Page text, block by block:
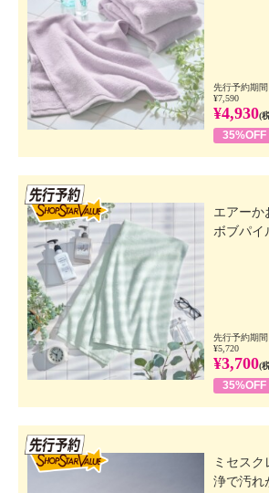
先行予約期
¥7,590
¥4,930(
35%OFF
エアーか
ボブパイ
先行予約期
¥5,720
¥3,700(
35%OFF
ミセス
浄で汚れ